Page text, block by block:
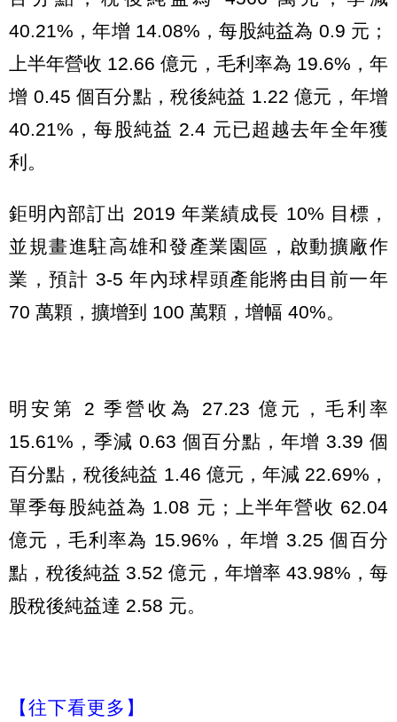
40.21%，年增 14.08%，每股純益為 0.9 元；
上半年營收 12.66 億元，毛利率為 19.6%，年
增 0.45 個百分點，稅後純益 1.22 億元，年增
40.21%，每股純益 2.4 元已超越去年全年獲
利。
鉅明內部訂出 2019 年業績成長 10% 目標，
並規畫進駐高雄和發產業園區，啟動擴廠作
業，預計 3-5 年內球桿頭產能將由目前一年
70 萬顆，擴增到 100 萬顆，增幅 40%。
明安第 2 季營收為 27.23 億元，毛利率
15.61%，季減 0.63 個百分點，年增 3.39 個
百分點，稅後純益 1.46 億元，年減 22.69%，
單季每股純益為 1.08 元；上半年營收 62.04
億元，毛利率為 15.96%，年增 3.25 個百分
點，稅後純益 3.52 億元，年增率 43.98%，每
股稅後純益達 2.58 元。
【往下看更多】